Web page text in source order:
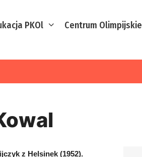
PKOl Centrum Olimpijskie
z Helsinek (1952).